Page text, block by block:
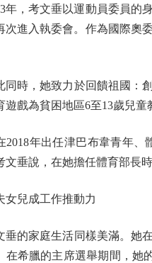
，考文垂以運動員委員的身
次進入執委會。作為國際奧
，她致力於回饋祖國：創
遊戲為貧困地區6至13歲兒童
年出任津巴布韋青年、
文垂說，在她擔任體育部長
兒成工作推動力
家庭生活同樣美滿。她在
在希臘的主席選舉期間，她